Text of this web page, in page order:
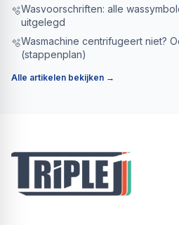
🫧Wasvoorschriften: alle
uitgelegd
🫧Wasmachine centrifugeert niet?
(stappenplan)
Alle artikelen bekijken →